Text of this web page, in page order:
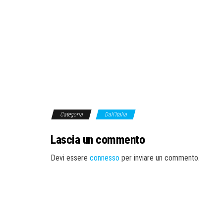
Categoria Dall'Italia
Lascia un commento
Devi essere connesso per inviare un commento.